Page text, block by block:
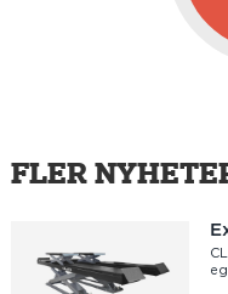
FLER